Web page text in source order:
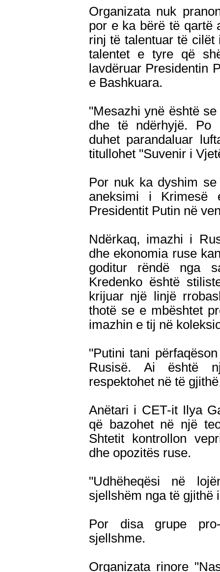
Organizata nuk
por e ka bërë të qartë
rinj të talentuar të
talentet e tyre që
lavdëruar Presidentin
e Bashkuara.
"Mesazhi ynë është
dhe të ndërhyjë. Po
duhet parandaluar
titullohet "Suvenir i
Por nuk ka dyshim
aneksimi i Krimesë
Presidentit Putin në
Ndërkaq, imazhi i
dhe ekonomia ruse
goditur rëndë nga
Kredenko është
krijuar një linjë
thotë se e mbështet
imazhin e tij në
"Putini tani
Rusisë. Ai është
respektohet në të
Anëtari i CET-it Ilya
që bazohet në një
Shtetit kontrollon
dhe opozitës ruse.
"Udhëheqësi në
sjellshëm nga të gjithë
Por disa grupe
sjellshme.
Organizata rinore